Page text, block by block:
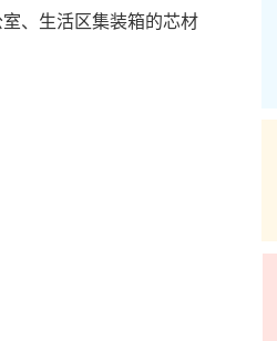
、生活区集装箱的芯材